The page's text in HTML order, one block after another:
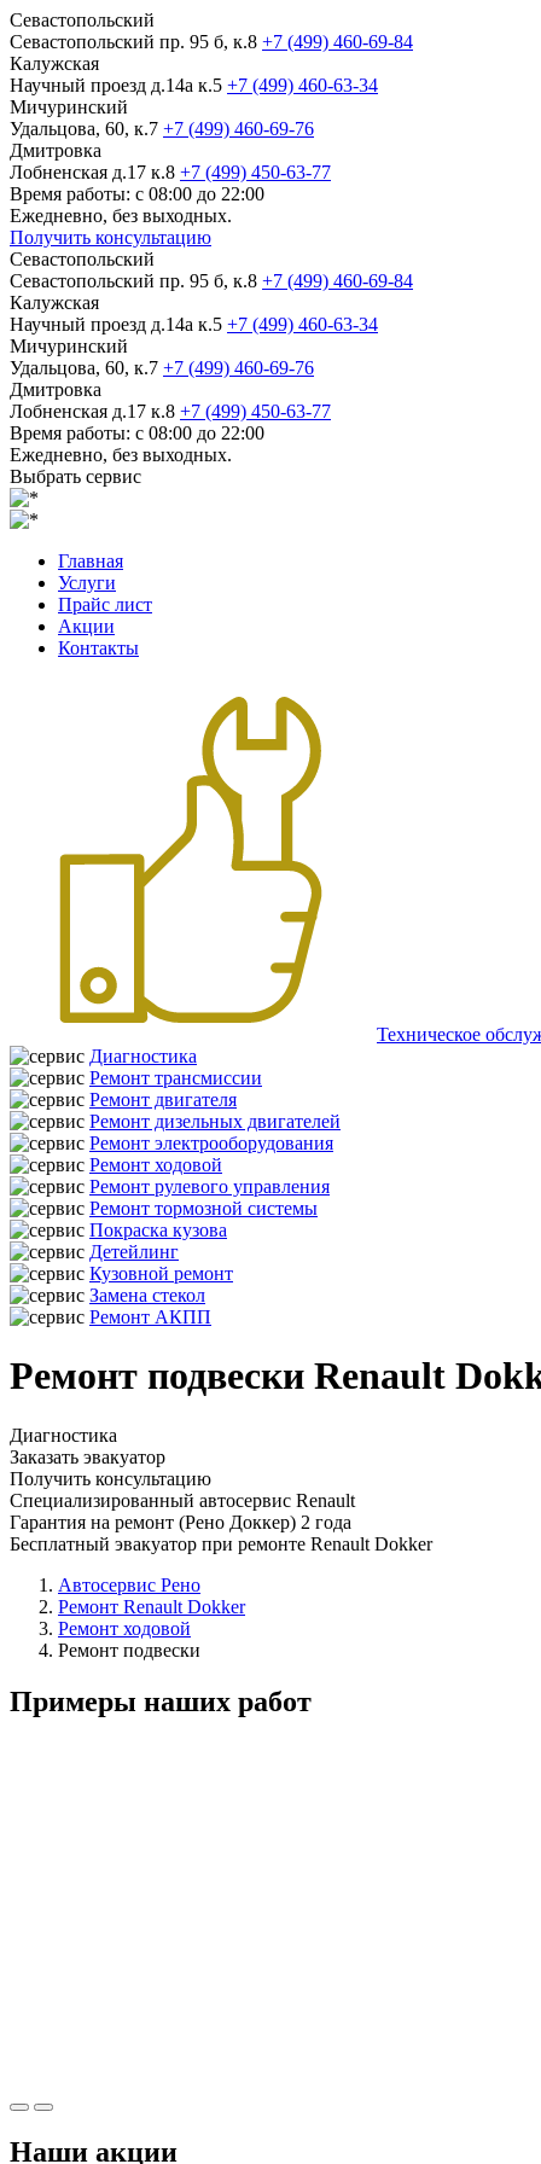
Севастопольский
Севастопольский пр. 95 б, к.8 +7 (499) 460-69-84
Калужская
Научный проезд д.14а к.5 +7 (499) 460-63-34
Мичуринский
Удальцова, 60, к.7 +7 (499) 460-69-76
Дмитровка
Лобненская д.17 к.8 +7 (499) 450-63-77
Время работы: с 08:00 до 22:00
Ежедневно, без выходных.
Получить консультацию
Севастопольский
Севастопольский пр. 95 б, к.8 +7 (499) 460-69-84
Калужская
Научный проезд д.14а к.5 +7 (499) 460-63-34
Мичуринский
Удальцова, 60, к.7 +7 (499) 460-69-76
Дмитровка
Лобненская д.17 к.8 +7 (499) 450-63-77
Время работы: с 08:00 до 22:00
Ежедневно, без выходных.
Выбрать сервис
Главная
Услуги
Прайс лист
Акции
Контакты
Техническое
Диагностика
Ремонт трансмиссии
Ремонт двигателя
Ремонт дизельных двигателей
Ремонт электрооборудования
Ремонт ходовой
Ремонт рулевого управления
Ремонт тормозной системы
Покраска кузова
Детейлинг
Кузовной ремонт
Замена стекол
Ремонт АКПП
Ремонт подвески Renault
Диагностика
Заказать эвакуатор
Получить консультацию
Специализированный автосервис Renault
Гарантия на ремонт (Рено Доккер) 2 года
Бесплатный эвакуатор при ремонте Renault Dokker
Автосервис Рено
Ремонт Renault Dokker
Ремонт ходовой
Ремонт подвески
Примеры наших работ
Наши акции